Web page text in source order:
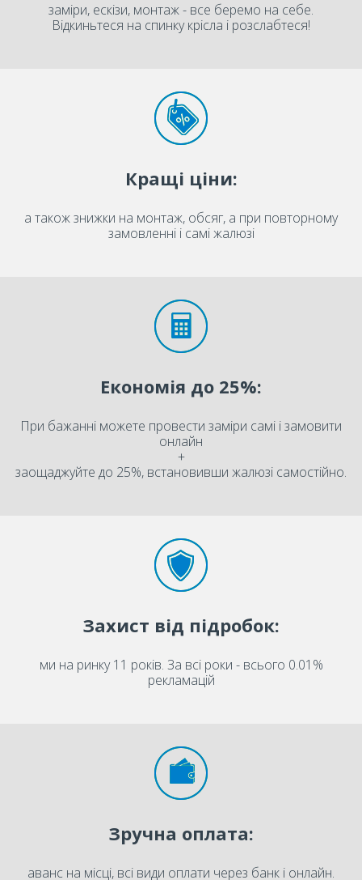
заміри, ескізи, монтаж - все беремо на себе.
Відкиньтеся на спинку крісла і розслабтеся!
Кращі ціни:
а також знижки на монтаж, обсяг, а при повторному
замовленні і самі жалюзі
Економія до 25%:
При бажанні можете провести заміри самі і замовити
онлайн
+
заощаджуйте до 25%, встановивши жалюзі самостійно.
Захист від підробок:
ми на ринку 11 років. За всі роки - всього 0.01%
рекламацій
Зручна оплата:
аванс на місці, всі види оплати через банк і онлайн.